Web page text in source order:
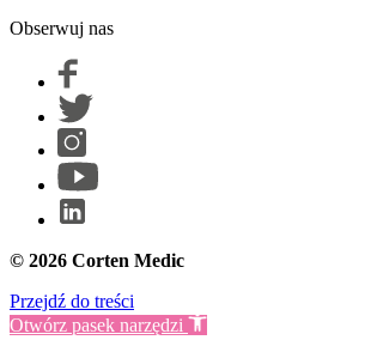
Obserwuj nas
© 2026 Corten Medic
Przejdź do treści
Otwórz pasek narzędzi